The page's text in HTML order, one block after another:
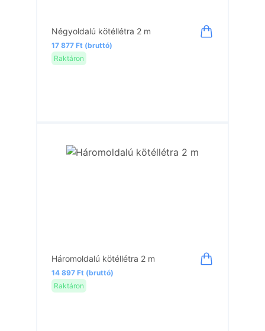
Négyoldalú kötéllétra 2 m
17 877 Ft (bruttó)
Raktáron
Háromoldalú kötéllétra 2 m
14 897 Ft (bruttó)
Raktáron